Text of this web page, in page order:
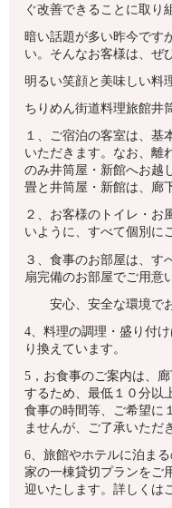
ぐ改善できることに取り
暗い話題が多い昨今です
い。そんなお客様は、ぜ
明るい笑顔と美味しい料
ちりめん街道料理旅館
１、ご宿泊の客室は、基
いただきます。なお、離
のみ井筒屋・新館へお越
畳と井筒屋・新館は、廊
２、お客様のトイレ・お
いように、すべて個別に
３、食事のお部屋は、す
扇完備のお部屋でご用意
安心、安全な環境でお
4、料理の調理・盛り付
り換えています。
5，お食事のご案内は、
するため、最低１０分以
食事の時間等、ご希望に
ませんが、ご了承いただ
6、旅館やホテルに泊ま
家の一棟貸切プランをご
迎いたします。詳しくは